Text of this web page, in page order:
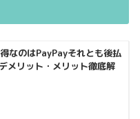
得なのはPayPayそれとも後払
メリット・メリット徹底解